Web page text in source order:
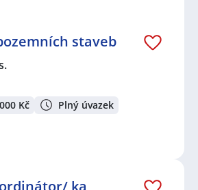
staveb
Kč Plný úvazek
ka